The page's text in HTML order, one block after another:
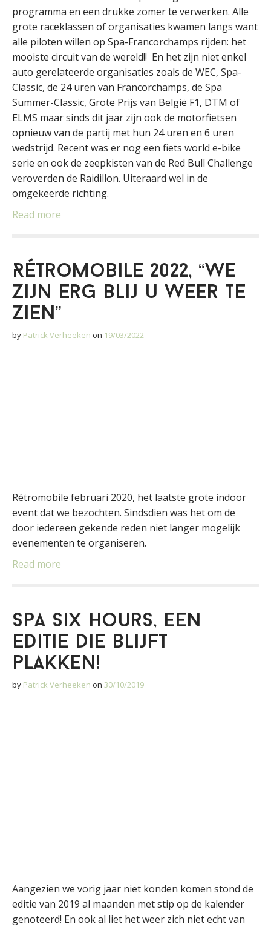
programma en een drukke zomer te verwerken. Alle
grote raceklassen of organisaties kwamen langs want
alle piloten willen op Spa-Francorchamps rijden: het
mooiste circuit van de wereld!! En het zijn niet enkel
auto gerelateerde organisaties zoals de WEC, Spa-
Classic, de 24 uren van Francorchamps, de Spa
Summer-Classic, Grote Prijs van België F1, DTM of
ELMS maar sinds dit jaar zijn ook de motorfietsen
opnieuw van de partij met hun 24 uren en 6 uren
wedstrijd. Recent was er nog een fiets world e-bike
serie en ook de zeepkisten van de Red Bull Challenge
veroverden de Raidillon. Uiteraard wel in de
omgekeerde richting.
Read more
Rétromobile 2022, “we
zijn erg blij u weer te
zien”
by Patrick Verheeken on 19/03/2022
Rétromobile februari 2020, het laatste grote indoor
event dat we bezochten. Sindsdien was het om de
door iedereen gekende reden niet langer mogelijk
evenementen te organiseren.
Read more
Spa Six hours, een
editie die blijft
plakken!
by Patrick Verheeken on 30/10/2019
Aangezien we vorig jaar niet konden komen stond de
editie van 2019 al maanden met stip op de kalender
genoteerd! En ook al liet het weer zich niet echt van